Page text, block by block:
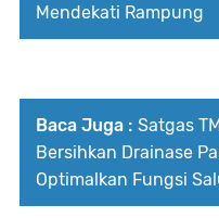
Mendekati Rampung
Baca Juga : Satgas
Bersihkan Drainase
Optimalkan Fungsi